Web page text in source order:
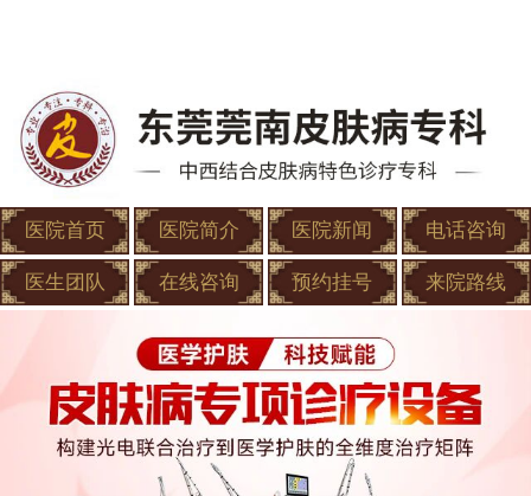
医院首页 医院简介 医院新闻 电话咨询
医生团队 在线咨询 预约挂号 来院路线